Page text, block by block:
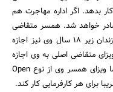
کار بدهد. اگر اداره مهاجرت هم
صادر خواهد شد. همسر متقاضی
دریافت کند و فرزندان زیر 18 سال وی نیز اجازه
متقاضی اصلی به وی اجازه
می‌دهد تنها برای واحد تجاری خود کار کند. اما ویزای همسر وی از نوع Open